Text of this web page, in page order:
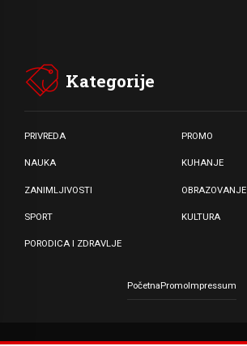
Kategorije
PRIVREDA PROMO
NAUKA KUHANJE
ZANIMLJIVOSTI OBRAZOVANJE
SPORT KULTURA
PORODICA I ZDRAVLJE
PočetnaPromoImpressum